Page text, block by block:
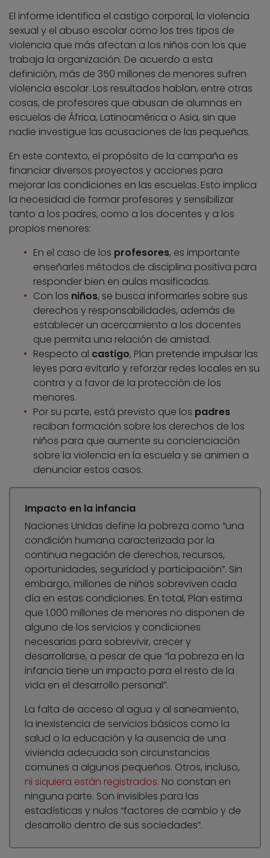
El informe identifica el castigo corporal, la violencia
sexual y el abuso escolar como los tres tipos de
violencia que más afectan a los niños con los que
trabaja la organización. De acuerdo a esta
definición, más de 350 millones de menores sufren
violencia escolar. Los resultados hablan, entre otras
cosas, de profesores que abusan de alumnas en
escuelas de África, Latinoamérica o Asia, sin que
nadie investigue las acusaciones de las pequeñas.
En este contexto, el propósito de la campaña es
financiar diversos proyectos y acciones para
mejorar las condiciones en las escuelas. Esto implica
la necesidad de formar profesores y sensibilizar
tanto a los padres, como a los docentes y a los
propios menores:
En el caso de los profesores, es importante
enseñarles métodos de disciplina positiva para
responder bien en aulas masificadas.
Con los niños, se busca informarles sobre sus
derechos y responsabilidades, además de
establecer un acercamiento a los docentes
que permita una relación de amistad.
Respecto al castigo, Plan pretende impulsar las
leyes para evitarlo y reforzar redes locales en su
contra y a favor de la protección de los
menores.
Por su parte, está previsto que los padres
reciban formación sobre los derechos de los
niños para que aumente su concienciación
sobre la violencia en la escuela y se animen a
denunciar estos casos.
Impacto en la infancia
Naciones Unidas define la pobreza como “una
condición humana caracterizada por la
continua negación de derechos, recursos,
oportunidades, seguridad y participación”. Sin
embargo, millones de niños sobreviven cada
día en estas condiciones. En total, Plan estima
que 1.000 millones de menores no disponen de
alguno de los servicios y condiciones
necesarias para sobrevivir, crecer y
desarrollarse, a pesar de que “la pobreza en la
infancia tiene un impacto para el resto de la
vida en el desarrollo personal”.
La falta de acceso al agua y al saneamiento,
la inexistencia de servicios básicos como la
salud o la educación y la ausencia de una
vivienda adecuada son circunstancias
comunes a algunos pequeños. Otros, incluso,
ni siquiera están registrados. No constan en
ninguna parte. Son invisibles para las
estadísticas y nulos “factores de cambio y de
desarrollo dentro de sus sociedades”.